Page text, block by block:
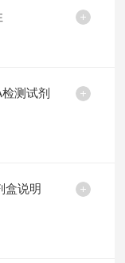
测试剂
盒说明